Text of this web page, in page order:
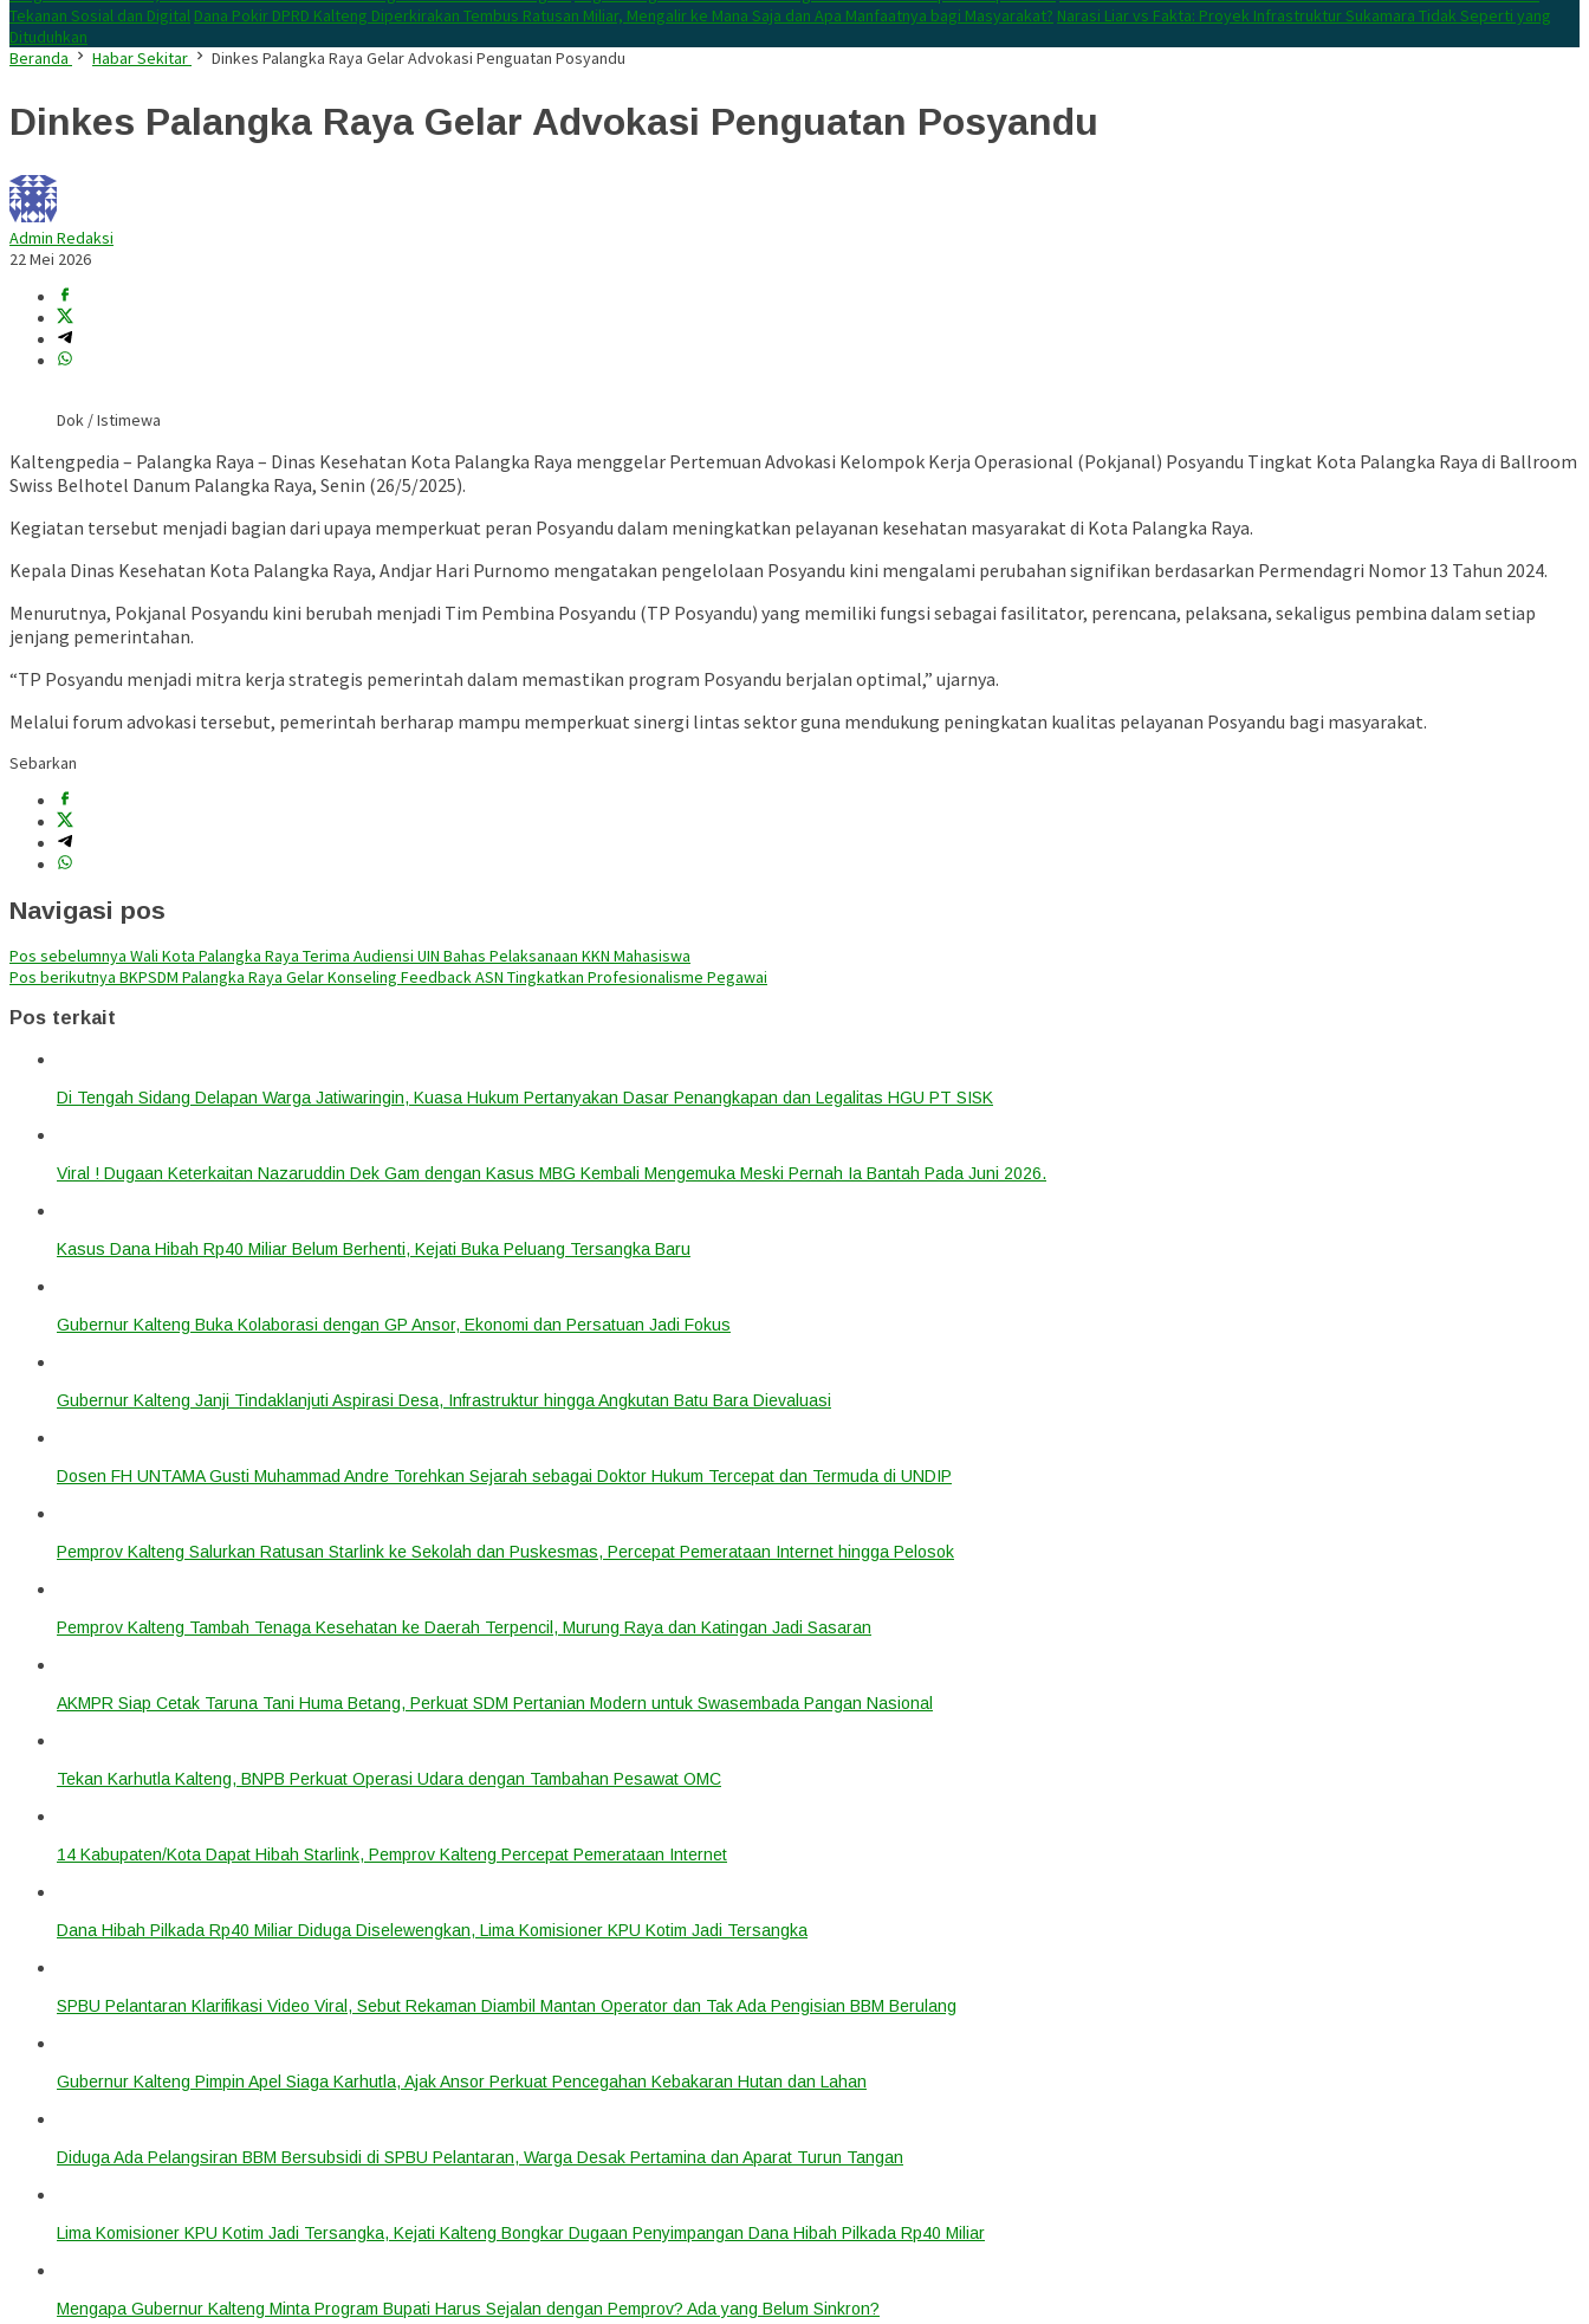
Tekanan Sosial dan Digital Dana Pokir DPRD Kalteng Diperkirakan Tembus Ratusan Miliar, Mengalir ke Mana Saja dan Apa Manfaatnya bagi Masyarakat? Narasi Liar vs Fakta: Proyek Infrastruktur Sukamara Tidak Seperti yang
Dituduhkan
Beranda
Habar Sekitar Dinkes Palangka Raya Gelar Advokasi Penguatan Posyandu
Dinkes Palangka Raya Gelar Advokasi Penguatan Posyandu
Admin Redaksi
22 Mei 2026
Dok / Istimewa
Kaltengpedia – Palangka Raya – Dinas Kesehatan Kota Palangka Raya menggelar Pertemuan Advokasi Kelompok Kerja Operasional (Pokjanal) Posyandu Tingkat Kota Palangka Raya di Ballroom
Swiss Belhotel Danum Palangka Raya, Senin (26/5/2025).
Kegiatan tersebut menjadi bagian dari upaya memperkuat peran Posyandu dalam meningkatkan pelayanan kesehatan masyarakat di Kota Palangka Raya.
Kepala Dinas Kesehatan Kota Palangka Raya, Andjar Hari Purnomo mengatakan pengelolaan Posyandu kini mengalami perubahan signifikan berdasarkan Permendagri Nomor 13 Tahun 2024.
Menurutnya, Pokjanal Posyandu kini berubah menjadi Tim Pembina Posyandu (TP Posyandu) yang memiliki fungsi sebagai fasilitator, perencana, pelaksana, sekaligus pembina dalam setiap
jenjang pemerintahan.
“TP Posyandu menjadi mitra kerja strategis pemerintah dalam memastikan program Posyandu berjalan optimal,” ujarnya.
Melalui forum advokasi tersebut, pemerintah berharap mampu memperkuat sinergi lintas sektor guna mendukung peningkatan kualitas pelayanan Posyandu bagi masyarakat.
Sebarkan
Navigasi pos
Pos sebelumnya Wali Kota Palangka Raya Terima Audiensi UIN Bahas Pelaksanaan KKN Mahasiswa
Pos berikutnya BKPSDM Palangka Raya Gelar Konseling Feedback ASN Tingkatkan Profesionalisme Pegawai
Pos terkait
Di Tengah Sidang Delapan Warga Jatiwaringin, Kuasa Hukum Pertanyakan Dasar Penangkapan dan Legalitas HGU PT SISK
Viral ! Dugaan Keterkaitan Nazaruddin Dek Gam dengan Kasus MBG Kembali Mengemuka Meski Pernah Ia Bantah Pada Juni 2026.
Kasus Dana Hibah Rp40 Miliar Belum Berhenti, Kejati Buka Peluang Tersangka Baru
Gubernur Kalteng Buka Kolaborasi dengan GP Ansor, Ekonomi dan Persatuan Jadi Fokus
Gubernur Kalteng Janji Tindaklanjuti Aspirasi Desa, Infrastruktur hingga Angkutan Batu Bara Dievaluasi
Dosen FH UNTAMA Gusti Muhammad Andre Torehkan Sejarah sebagai Doktor Hukum Tercepat dan Termuda di UNDIP
Pemprov Kalteng Salurkan Ratusan Starlink ke Sekolah dan Puskesmas, Percepat Pemerataan Internet hingga Pelosok
Pemprov Kalteng Tambah Tenaga Kesehatan ke Daerah Terpencil, Murung Raya dan Katingan Jadi Sasaran
AKMPR Siap Cetak Taruna Tani Huma Betang, Perkuat SDM Pertanian Modern untuk Swasembada Pangan Nasional
Tekan Karhutla Kalteng, BNPB Perkuat Operasi Udara dengan Tambahan Pesawat OMC
14 Kabupaten/Kota Dapat Hibah Starlink, Pemprov Kalteng Percepat Pemerataan Internet
Dana Hibah Pilkada Rp40 Miliar Diduga Diselewengkan, Lima Komisioner KPU Kotim Jadi Tersangka
SPBU Pelantaran Klarifikasi Video Viral, Sebut Rekaman Diambil Mantan Operator dan Tak Ada Pengisian BBM Berulang
Gubernur Kalteng Pimpin Apel Siaga Karhutla, Ajak Ansor Perkuat Pencegahan Kebakaran Hutan dan Lahan
Diduga Ada Pelangsiran BBM Bersubsidi di SPBU Pelantaran, Warga Desak Pertamina dan Aparat Turun Tangan
Lima Komisioner KPU Kotim Jadi Tersangka, Kejati Kalteng Bongkar Dugaan Penyimpangan Dana Hibah Pilkada Rp40 Miliar
Mengapa Gubernur Kalteng Minta Program Bupati Harus Sejalan dengan Pemprov? Ada yang Belum Sinkron?